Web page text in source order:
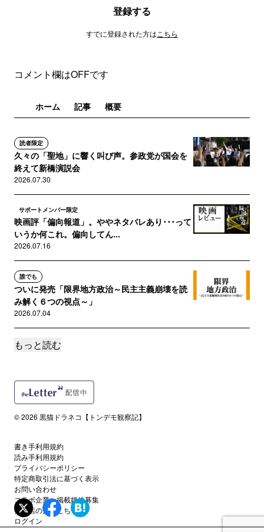
登録する
すでに登録された方は こちら
コメント欄はOFFです
ホーム 記事 概要
読者限定
久々の「聖地」に響く叫び声。参政党が国会を
終えて新橋演説会
2026.07.30
サポートメンバー限定
映画評「偏向報道」。ややネタバレあり･･･って
いうか何これ。偏向してん...
2026.07.16
誰でも
ついに発売「限界地方政治～民主主義崩壊を読
み解く６つの視点～」
2026.07.04
サポートメンバー限定
2026.07.02
元大臣も嬉しそう。「ワクチンは毒」「核施設
2026.06.26
サポートメンバー限定
（書評）「アンビバレント～山上徹也が私だけ
に明かした謎の核心～」誰も見...
2026.06.10
もっと読む
© 2026 黒猫ドラネコ【トンデモ観察記】
書き手利用規約
読み手利用規約
プライバシーポリシー
特定商取引法に基づく表示
お問い合わせ
コラボ企業・掲載媒体募集
代理店の方はこちら
ログイン